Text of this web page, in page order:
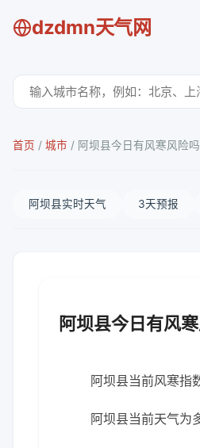
dzdmn天气网
首页 / 城市 / 阿坝县今日有风寒风险
阿坝县实时天气 3天预报
阿坝县今日有风
阿坝县当前风寒指
阿坝县当前天气为